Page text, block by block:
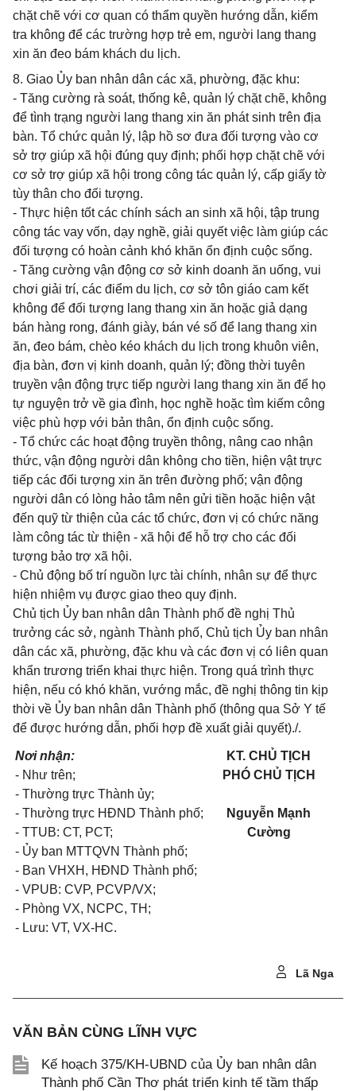
chặt chẽ với cơ quan có thẩm quyền hướng dẫn, kiểm
tra không để các trường hợp trẻ em, người lang thang
xin ăn đeo bám khách du lịch.
8. Giao Ủy ban nhân dân các xã, phường, đặc khu:
- Tăng cường rà soát, thống kê, quản lý chặt chẽ, không
để tình trạng người lang thang xin ăn phát sinh trên địa
bàn. Tổ chức quản lý, lập hồ sơ đưa đối tượng vào cơ
sở trợ giúp xã hội đúng quy định; phối hợp chặt chẽ với
cơ sở trợ giúp xã hội trong công tác quản lý, cấp giấy tờ
tùy thân cho đối tượng.
- Thực hiện tốt các chính sách an sinh xã hội, tập trung
công tác vay vốn, dạy nghề, giải quyết việc làm giúp các
đối tượng có hoàn cảnh khó khăn ổn định cuộc sống.
- Tăng cường vận động cơ sở kinh doanh ăn uống, vui
chơi giải trí, các điểm du lịch, cơ sở tôn giáo cam kết
không để đối tượng lang thang xin ăn hoặc giả dạng
bán hàng rong, đánh giày, bán vé số để lang thang xin
ăn, đeo bám, chèo kéo khách du lịch trong khuôn viên,
địa bàn, đơn vị kinh doanh, quản lý; đồng thời tuyên
truyền vận động trực tiếp người lang thang xin ăn để họ
tự nguyện trở về gia đình, học nghề hoặc tìm kiếm công
việc phù hợp với bản thân, ổn định cuộc sống.
- Tổ chức các hoạt động truyền thông, nâng cao nhận
thức, vận động người dân không cho tiền, hiện vật trực
tiếp các đối tượng xin ăn trên đường phố; vận động
người dân có lòng hảo tâm nên gửi tiền hoặc hiện vật
đến quỹ từ thiện của các tổ chức, đơn vị có chức năng
làm công tác từ thiện - xã hội để hỗ trợ cho các đối
tượng bảo trợ xã hội.
- Chủ động bố trí nguồn lực tài chính, nhân sự để thực
hiện nhiệm vụ được giao theo quy định.
Chủ tịch Ủy ban nhân dân Thành phố đề nghị Thủ
trưởng các sở, ngành Thành phố, Chủ tịch Ủy ban nhân
dân các xã, phường, đặc khu và các đơn vị có liên quan
khẩn trương triển khai thực hiện. Trong quá trình thực
hiện, nếu có khó khăn, vướng mắc, đề nghị thông tin kịp
thời về Ủy ban nhân dân Thành phố (thông qua Sở Y tế
để được hướng dẫn, phối hợp đề xuất giải quyết)./.
Nơi nhận:
- Như trên;
- Thường trực Thành ủy;
- Thường trực HĐND Thành phố;
- TTUB: CT, PCT;
- Ủy ban MTTQVN Thành phố;
- Ban VHXH, HĐND Thành phố;
- VPUB: CVP, PCVP/VX;
- Phòng VX, NCPC, TH;
- Lưu: VT, VX-HC.
KT. CHỦ TỊCH
PHÓ CHỦ TỊCH
Nguyễn Mạnh
Cường
Lã Nga
VĂN BẢN CÙNG LĨNH VỰC
Kế hoạch 375/KH-UBND của Ủy ban nhân dân
Thành phố Cần Thơ phát triển kinh tế tầm thấp